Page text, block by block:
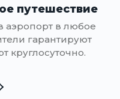
путешествие
аэропорт в любое
гарантируют
круглосуточно.